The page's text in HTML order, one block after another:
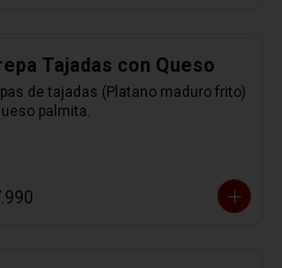
Tajadas con Queso
de tajadas (Platano maduro frito)
palmita.